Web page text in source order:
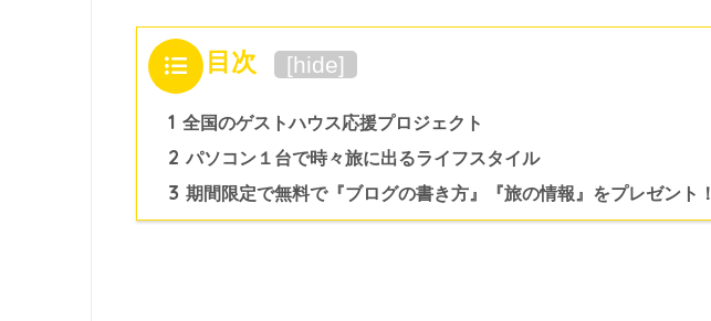
目次 [hide]
1 全国のゲストハウス応援プロジェクト
2 パソコン１台で時々旅に出るライフスタイル
3 期間限定で無料で『ブログの書き方』『旅の情報』をプレゼント！